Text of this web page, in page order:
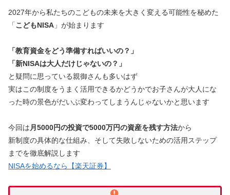
2027年から私たちのこどもの未来を大きく変える可能性を秘めた
「こどもNISA 」が始まります
「教育資金をどう準備すればいいの？」
「新NISAは大人だけじゃないの？」
と疑問に思っている親御さんも多いはず
実はこの制度をうまく活用できるかどうかでお子さんが大人にな
った時の景色がだいぶ変わってしまうんじゃないかと思います
今回は月5000円の投資で5000万円の資産を残す方法から
新制度の具体的な仕組み、そして失敗しないための活用ステップ
までを徹底解説します
NISAを始めるなら【楽天証券】